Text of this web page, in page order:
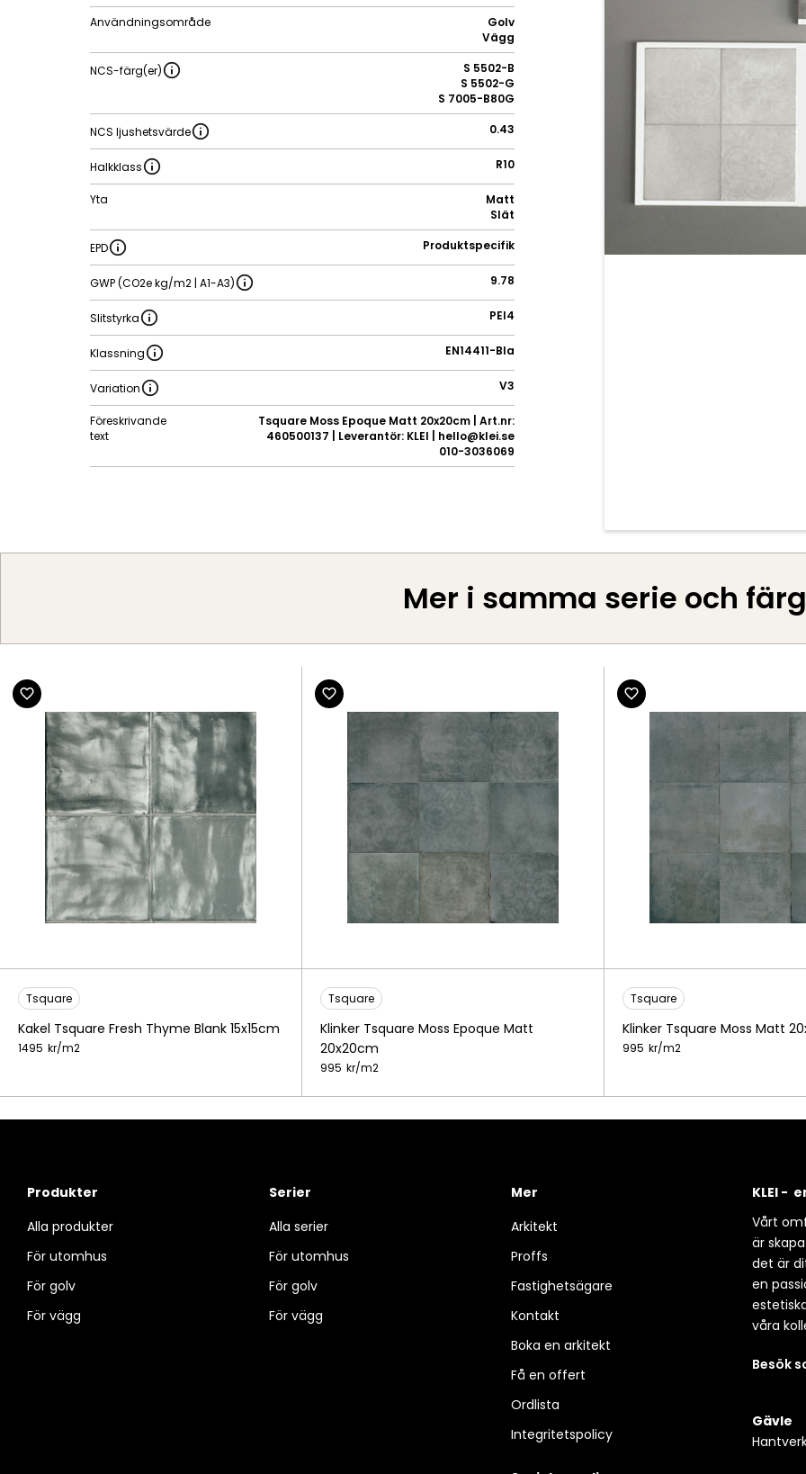
Användningsområde
Golv
Vägg
NCS-färg(er)
S 5502-B
S 5502-G
S 7005-B80G
NCS ljushetsvärde 0.43
Halkklass R10
Yta
Matt
Slät
EPD Produktspecifik
GWP (CO2e kg/m2 | A1-A3) 9.78
Slitstyrka PEI4
Klassning EN14411-BIa
Variation V3
Föreskrivande
text
Tsquare Moss Epoque Matt 20x20cm | Art.nr:
460500137 | Leverantör: KLEI | hello@klei.se
010-3036069
Mer i samma serie och färg
Tsquare
Kakel Tsquare Fresh Thyme Blank 15x15cm
1495 kr/m2
Tsquare
Klinker Tsquare Moss Epoque Matt
20x20cm
995 kr/m2
Tsquare
Klinker Tsquare Moss Matt
995 kr/m2
Produkter
Alla produkter
För utomhus
För golv
För vägg
Serier
Alla serier
För utomhus
För golv
För vägg
Mer
Arkitekt
Proffs
Fastighetsägare
Kontakt
Boka en arkitekt
Få en offert
Ordlista
Integritetspolicy
KLEI -
Vårt
är
det är
en
våra
Besök
Gävle